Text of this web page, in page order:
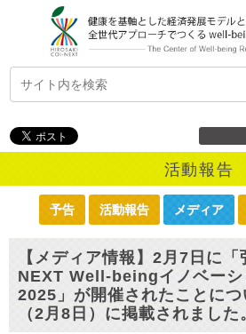
活動報告
予告 活動報告 メディア
【メディア情報】2月7日に
NEXT Well-beingイノベーシ
2025」が開催されたことに
（2月8日）に掲載されました